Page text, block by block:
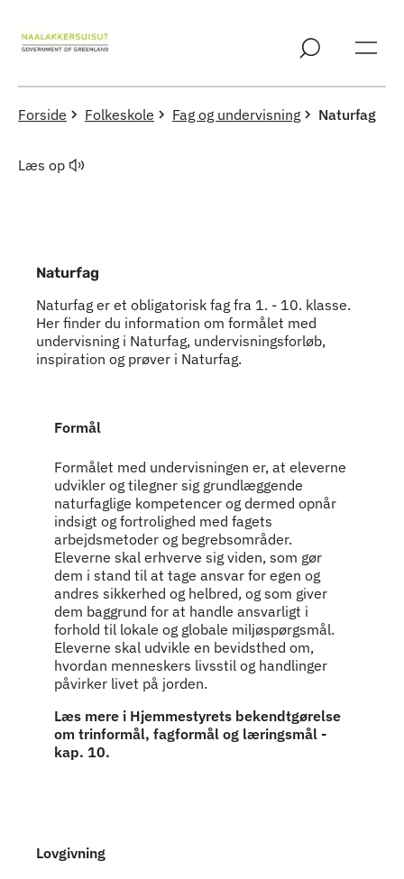
Forside Folkeskole Fag og undervisning Naturfag
Læs op
Naturfag
Naturfag er et obligatorisk fag fra 1. - 10. klasse.
Her finder du information om formålet med
undervisning i Naturfag, undervisningsforløb,
inspiration og prøver i Naturfag.
Formål
Formålet med undervisningen er, at eleverne
udvikler og tilegner sig grundlæggende
naturfaglige kompetencer og dermed opnår
indsigt og fortrolighed med fagets
arbejdsmetoder og begrebsområder.
Eleverne skal erhverve sig viden, som gør
dem i stand til at tage ansvar for egen og
andres sikkerhed og helbred, og som giver
dem baggrund for at handle ansvarligt i
forhold til lokale og globale miljøspørgsmål.
Eleverne skal udvikle en bevidsthed om,
hvordan menneskers livsstil og handlinger
påvirker livet på jorden.
Læs mere i Hjemmestyrets bekendtgørelse
om trinformål, fagformål og læringsmål -
kap. 10.
Lovgivning